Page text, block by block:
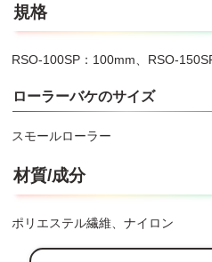
規格
RSO-100SP：100mm、RSO-
ローラーバケのサイズ
スモールローラー
材質/成分
ポリエステル繊維、ナイロン